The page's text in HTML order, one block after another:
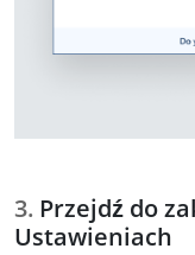
Przejdź do
Ustawieniach